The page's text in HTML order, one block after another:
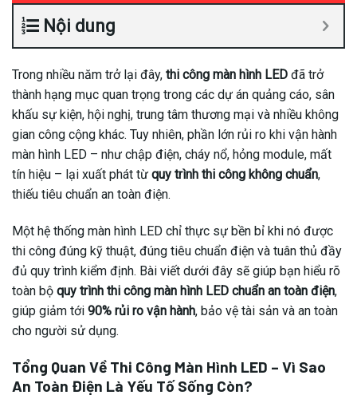
Nội dung
Trong nhiều năm trở lại đây, thi công màn hình LED đã trở
thành hạng mục quan trọng trong các dự án quảng cáo, sân
khấu sự kiện, hội nghị, trung tâm thương mại và nhiều không
gian công cộng khác. Tuy nhiên, phần lớn rủi ro khi vận hành
màn hình LED – như chập điện, cháy nổ, hỏng module, mất
tín hiệu – lại xuất phát từ quy trình thi công không chuẩn,
thiếu tiêu chuẩn an toàn điện.
Một hệ thống màn hình LED chỉ thực sự bền bỉ khi nó được
thi công đúng kỹ thuật, đúng tiêu chuẩn điện và tuân thủ đầy
đủ quy trình kiểm định. Bài viết dưới đây sẽ giúp bạn hiểu rõ
toàn bộ quy trình thi công màn hình LED chuẩn an toàn điện,
giúp giảm tới 90% rủi ro vận hành, bảo vệ tài sản và an toàn
cho người sử dụng.
Tổng Quan Về Thi Công Màn Hình LED – Vì Sao
An Toàn Điện Là Yếu Tố Sống Còn?